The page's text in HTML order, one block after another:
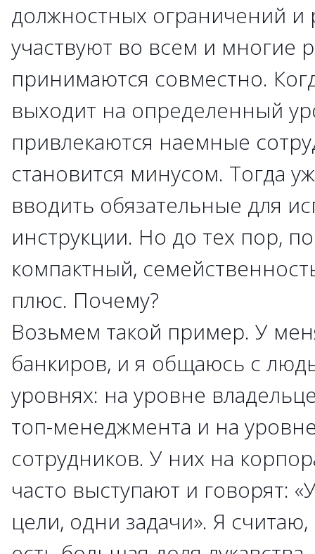
должностных ограничений и
участвуют во всем и многие
принимаются совместно.
выходит на определенный
привлекаются наемные
становится минусом. Тогда
вводить обязательные для
инструкции. Но до тех пор,
компактный,
плюс. Почему?
Возьмем такой пример. У
банкиров, и я общаюсь с
уровнях: на уровне
топ-менеджмента и на
сотрудников. У них на
часто выступают и говорят:
цели, одни задачи». Я считаю,